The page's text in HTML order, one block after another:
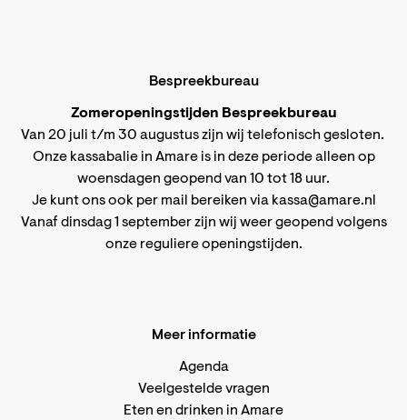
Bespreekbureau
Zomeropeningstijden Bespreekbureau
Van 20 juli t/m 30 augustus zijn wij telefonisch gesloten.
Onze kassabalie in Amare is in deze periode alleen op
woensdagen geopend van 10 tot 18 uur.
Je kunt ons ook per mail bereiken via kassa@amare.nl
Vanaf dinsdag 1 september zijn wij weer geopend volgens
onze reguliere openingstijden.
Meer informatie
Agenda
Veelgestelde vragen
Eten en drinken in Amare